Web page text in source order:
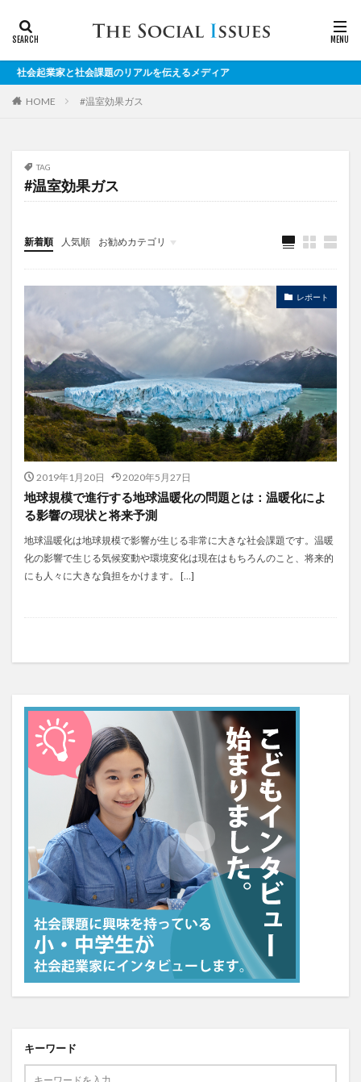
家と社会課題のリアルを伝えるメディア
HOME #温室効果ガス
TAG
#温室効果ガス
新着順 人気順 お勧めカテゴリ
対談
レポート
2019年1月20日 2020年5月27日
地球規模で進行する地球温暖化の問題とは：温暖化によ
る影響の現状と将来予測
地球温暖化は地球規模で影響が生じる非常に大きな社会課題です。温暖
化の影響で生じる気候変動や環境変化は現在はもちろんのこと、将来的
にも人々に大きな負担をかけます。 […]
キーワード